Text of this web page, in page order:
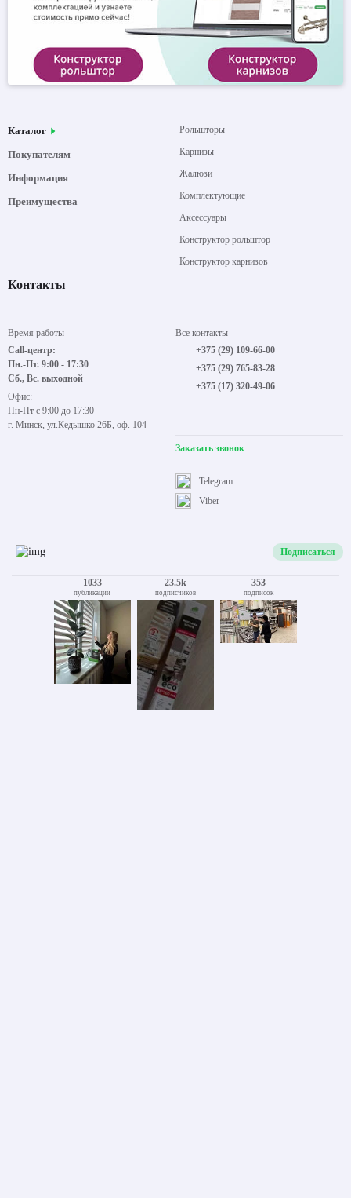
Каталог
Покупателям
Информация
Преимущества
Рольшторы
Карнизы
Жалюзи
Комплектующие
Аксессуары
Конструктор рольштор
Конструктор карнизов
Контакты
Время работы
Call-центр:
Пн.-Пт. 9:00 - 17:30
Сб., Вс. выходной
Офис:
Пн-Пт с 9:00 до 17:30
г. Минск, ул.Кедышко 26Б, оф. 104
Все контакты
+375 (29) 109-66-00
+375 (29) 765-83-28
+375 (17) 320-49-06
Заказать звонок
Viber
Telegram
Подписаться
1033
публикации
23.5k
подписчиков
353
подписок